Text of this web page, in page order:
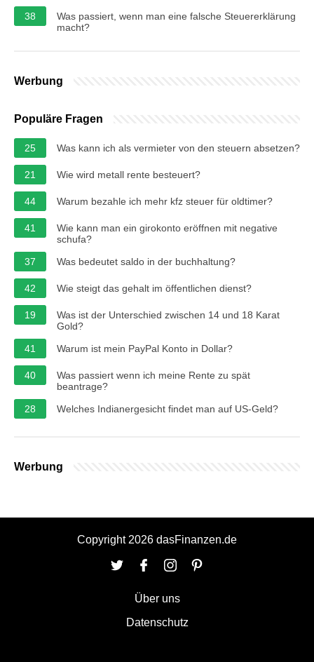
38
Was passiert, wenn man eine falsche Steuererklärung
macht?
Werbung
Populäre Fragen
25 Was kann ich als vermieter von den steuern absetzen?
21 Wie wird metall rente besteuert?
44 Warum bezahle ich mehr kfz steuer für oldtimer?
41
Wie kann man ein girokonto eröffnen mit negative
schufa?
37
Was bedeutet saldo in der buchhaltung?
42 Wie steigt das gehalt im öffentlichen dienst?
19
Was ist der Unterschied zwischen 14 und 18 Karat
Gold?
41
Warum ist mein PayPal Konto in Dollar?
40
Was passiert wenn ich meine Rente zu spät
beantrage?
28
Welches Indianergesicht findet man auf US-Geld?
Werbung
Copyright 2026 dasFinanzen.de
Über uns
Datenschutz